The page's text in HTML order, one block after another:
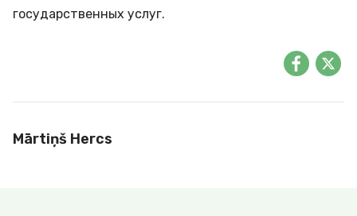
государственных услуг.
Mārtiņš Hercs